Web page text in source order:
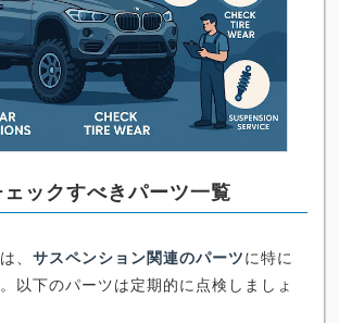
ックすべきパーツ一覧
、 サスペンション関連のパーツに特に
以下のパーツは定期的に点検しましょ